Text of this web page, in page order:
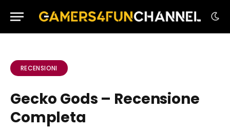
RECENSIONI
Gecko Gods – Recensione
Completa